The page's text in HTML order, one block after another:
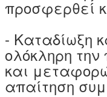
προσφερθεί
- Καταδίωξη
ολόκληρη την
και
απαίτηση